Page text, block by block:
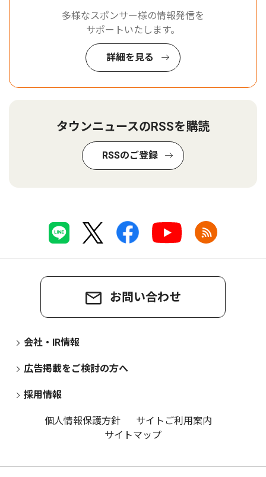
多様なスポンサー様の情報発信を
サポートいたします。
詳細を見る
タウンニュースのRSSを購読
RSSのご登録
お問い合わせ
会社・IR情報
広告掲載をご検討の方へ
採用情報
個人情報保護方針
サイトご利用案内
サイトマップ